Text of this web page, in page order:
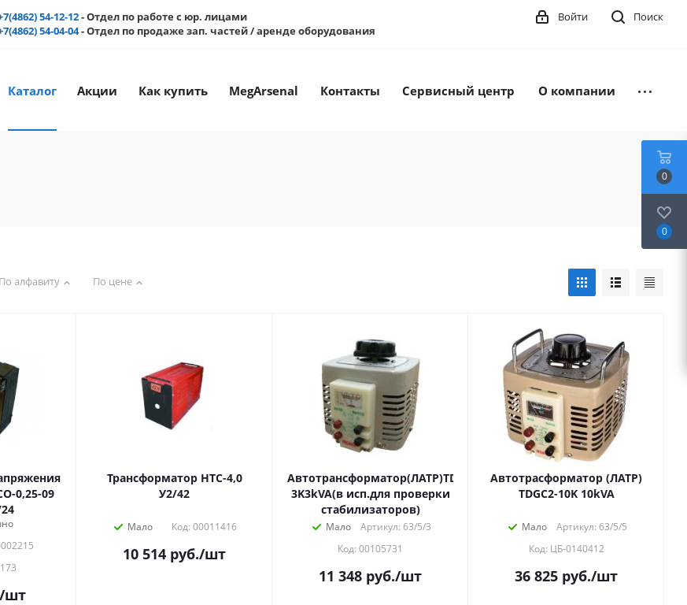
54-12-12- Отдел по работе с юр. лицами
54-04-04- Отдел по продаже зап. частей / аренде оборудования
Поиск
Войти
Каталог Акции Как купить MegArsenal Контакты Сервисный центр О компании
По алфавиту По цене
0,25-09
/шт
Трансформатор НТС-4,0
У2/42
Мало Код: 00011416
10 514 руб./шт
Автотрансформатор(ЛАТР)TDGC2-
3K3kVA(в исп.для проверки
стабилизаторов)
Мало
Артикул: 63/5/3
Код: 00105731
11 348 руб./шт
Автотрасформатор (ЛАТР)
TDGC2-10K 10kVA
Мало
Артикул: 63/5/5
Код: ЦБ-0140412
36 825 руб./шт
0
0